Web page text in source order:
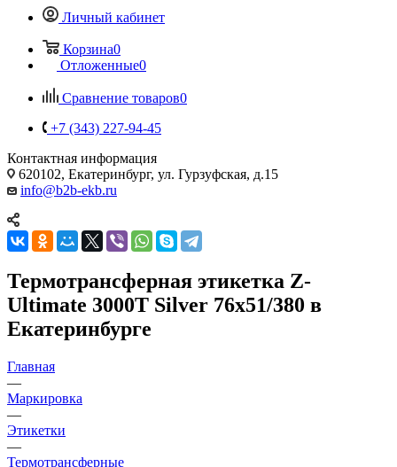
Личный кабинет
Корзина0
Отложенные0
Сравнение товаров0
+7 (343) 227-94-45
Контактная информация
620102, Екатеринбург, ул. Гурзуфская, д.15
info@b2b-ekb.ru
Термотрансферная этикетка Z-
Ultimate 3000T Silver 76x51/380 в
Екатеринбурге
Главная
—
Маркировка
—
Этикетки
—
Термотрансферные